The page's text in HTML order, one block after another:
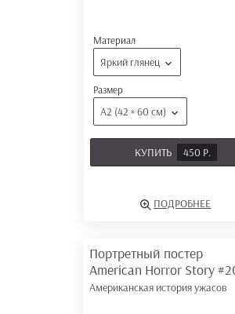
Материал
Яркий глянец
Размер
А2 (42 × 60 см)
КУПИТЬ 450 Р.
ПОДРОБНЕЕ
Портретный постер
American Horror Story
Американская история ужасов